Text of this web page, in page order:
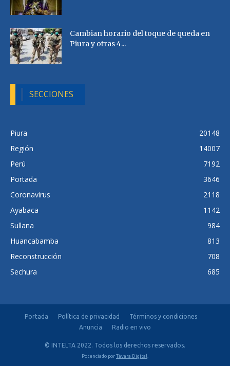
Cambian horario del toque de queda en
Piura y otras 4...
SECCIONES
Piura
20148
Región
14007
Perú
7192
Portada
3646
Coronavirus
2118
Ayabaca
1142
Sullana
984
Huancabamba
813
Reconstrucción
708
Sechura
685
Portada Política de privacidad
Términos y condiciones
Anuncia
Radio en vivo
© INTELTA 2022. Todos los derechos reservados.
Potenciado porTávara Digital